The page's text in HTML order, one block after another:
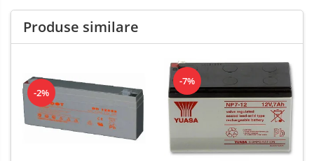
Produse similare
-2%
-7%